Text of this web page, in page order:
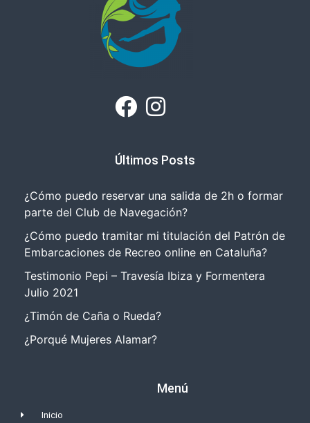
Últimos Posts
¿Cómo puedo reservar una salida de 2h o formar
parte del Club de Navegación?
¿Cómo puedo tramitar mi titulación del Patrón de
Embarcaciones de Recreo online en Cataluña?
Testimonio Pepi – Travesía Ibiza y Formentera
Julio 2021
¿Timón de Caña o Rueda?
¿Porqué Mujeres Alamar?
Menú
Inicio